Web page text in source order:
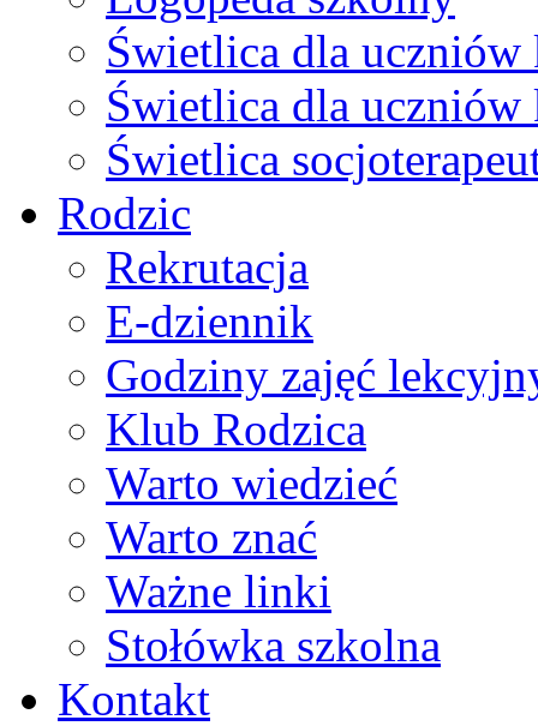
Świetlica dla uczniów
Świetlica dla
Świetlica
Rodzic
Rekrutacja
E-dziennik
Godziny zajęć
Klub Rodzica
Warto wiedzieć
Warto znać
Ważne linki
Stołówka szkolna
Kontakt